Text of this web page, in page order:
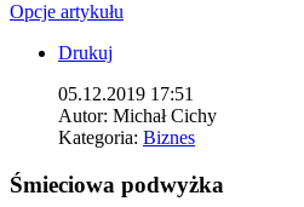
Opcje artykułu
Drukuj
05.12.2019 17:51
Autor: Michał Cichy
Kategoria: Biznes
Śmieciowa podwyżka